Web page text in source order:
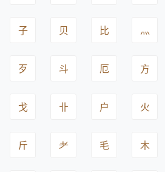
子 贝 比 灬
歹 斗 厄 方
戈 卝 户 火
斤 耂 毛 木